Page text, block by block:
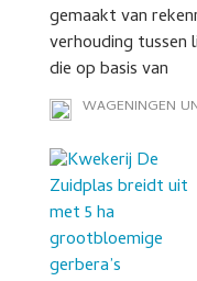
gemaakt van
verhouding
die op basis van
WAGENINGEN